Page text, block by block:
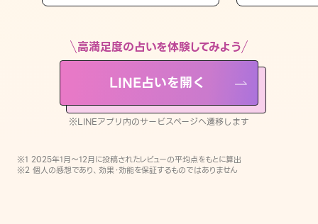
LINE占いを開く
※LINEアプリ内のサービスページへ遷移します
高満足度の占いを体験してみよう
LINE占いを開く
※LINEアプリ内のサービスページへ遷移します
※1 2025年1月〜12月に投稿されたレビューの平均点をもとに算出
※2 個人の感想であり、効果・効能を保証するものではありません